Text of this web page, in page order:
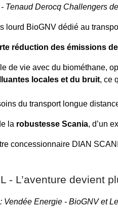
Tenaud Derocq Challengers
lourd BioGNV dédié au
réduction des émissions
de vie avec du biométhane,
locales et du bruit, ce
du transport longue
la robustesse Scania, d’un
concessionnaire DIAN
- L’aventure devient
Energie - BioGNV et